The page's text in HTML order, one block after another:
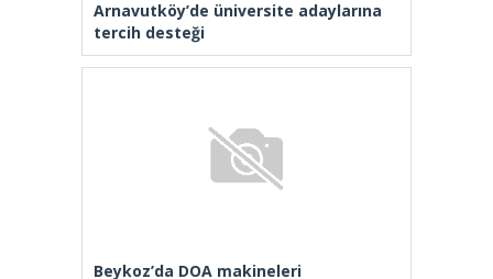
Arnavutköy’de üniversite adaylarına
tercih desteği
Beykoz’da DOA makineleri